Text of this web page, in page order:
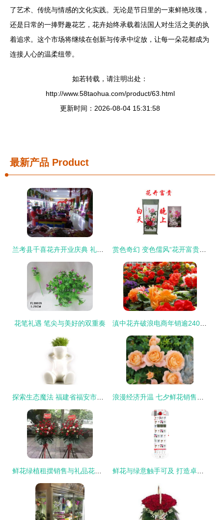
了艺术、传统与情感的文化实践。无论是节日里的一束鲜艳玫瑰，
还是日常的一捧野趣花艺，花卉始终承载着法国人对生活之美的执
着追求。这个市场将继续在创新与传承中绽放，让每一朵花都成为
连接人心的温柔纽带。
如若转载，请注明出处：
http://www.58taohua.com/product/63.html
更新时间：2026-08-04 15:31:58
最新产品 Product
花笔礼遇 笔尖与美好的双重奏